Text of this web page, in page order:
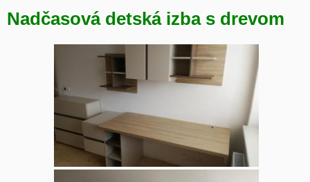
Nadčasová detská izba s drevom